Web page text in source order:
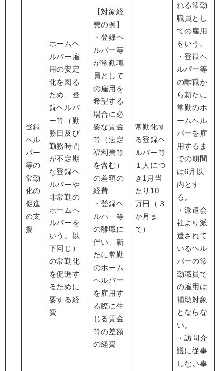
登録
ヘル
パー
等の
常勤
化の
促進
の支
援
ホームヘ
ルパー雇
用の安定
化を図る
ため、登
録ヘルパ
ー等（勤
務日及び
勤務時間
が不定期
な登録ヘ
ルパーや
非常勤の
ホームヘ
ルパーを
いう。以
下同じ）
の常勤化
を促進す
るために
要する経
費
【対象経
費の例】
・登録ヘ
ルパー等
が常勤職
員として
の雇用を
希望する
場合に必
要な賃金
等（法定
福利費等
を含む）
の差額の
経費
・登録ヘ
ルパー等
の離職に
伴い、新
たに常勤
のホーム
ヘルパー
を雇用す
る際に生
じる賃金
等の差額
の経費
常勤化す
る登録ヘ
ルパー等
１人につ
き1月当
たり10
万円（３
か月ま
で）
れる常勤
職員とし
ての雇用
をいう。
・登録ヘ
ルパー等
の離職か
ら新たに
常勤のホ
ームヘル
パーを雇
用するま
での期間
は6月以
内とす
る。
・派遣会
社より派
遣されて
いるヘル
パーの常
勤職員で
の雇用は
補助対象
とならな
い。
・訪問介
護に従事
しない事